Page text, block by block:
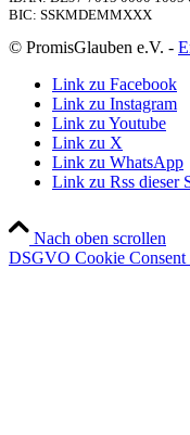
BIC: SSKMDEMMXXX
© PromisGlauben e.V. -
Link zu Facebook
Link zu Instagram
Link zu Youtube
Link zu X
Link zu WhatsApp
Link zu Rss dieser
Nach oben scrollen
DSGVO Cookie